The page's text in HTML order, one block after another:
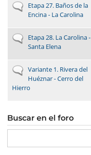
No hay nuevos envíos
Etapa 27. Baños de la
Encina - La Carolina
No hay nuevos envíos
Etapa 28. La Carolina -
Santa Elena
No hay nuevos envíos
Variante 1. Rivera del
Huéznar - Cerro del
Hierro
Buscar en el foro